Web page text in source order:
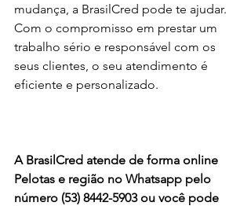
mudança, a BrasilCred pode te ajudar.
Com o compromisso em prestar um
trabalho sério e responsável com os
seus clientes, o seu atendimento é
eficiente e personalizado.
A BrasilCred atende de forma online
Pelotas e região no Whatsapp pelo
número (53) 8442-5903 ou você pode